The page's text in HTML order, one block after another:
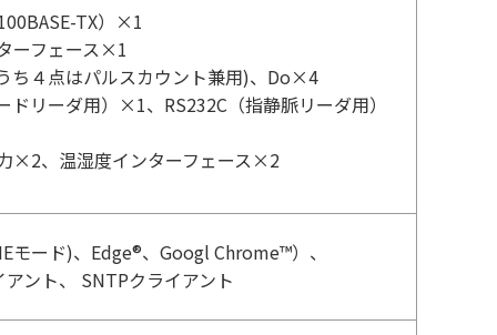
TX）×1
ーフェース×1
ち４点はパルスカウント兼用)、Do×4
ドリーダ用）×1、RS232C（指静脈リーダ用）
×2、温湿度インターフェース×2
ード)、Edge®、Googl Chrome™）、
ント、 SNTPクライアント